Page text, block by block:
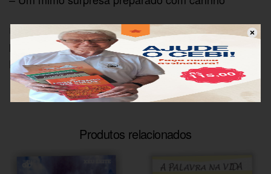
Uma oportunidade especial de levar para casa
leitura, reflexão e espiritualidade
Não perca!
Produtos relacionados